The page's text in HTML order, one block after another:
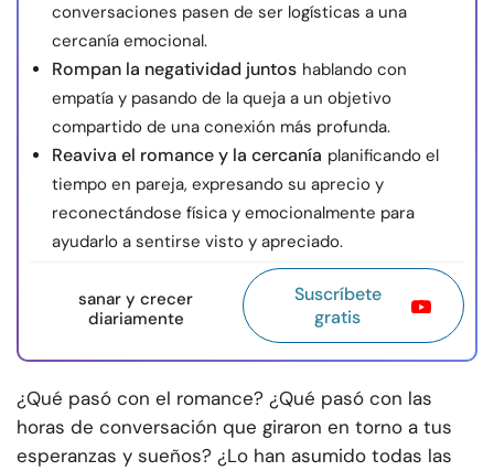
conversaciones pasen de ser logísticas a una
cercanía emocional.
Rompan la negatividad juntos hablando con
empatía y pasando de la queja a un objetivo
compartido de una conexión más profunda.
Reaviva el romance y la cercanía planificando el
tiempo en pareja, expresando su aprecio y
reconectándose física y emocionalmente para
ayudarlo a sentirse visto y apreciado.
sanar y crecer
diariamente
Suscríbete
gratis
¿Qué pasó con el romance? ¿Qué pasó con las
horas de conversación que giraron en torno a tus
esperanzas y sueños? ¿Lo han asumido todas las